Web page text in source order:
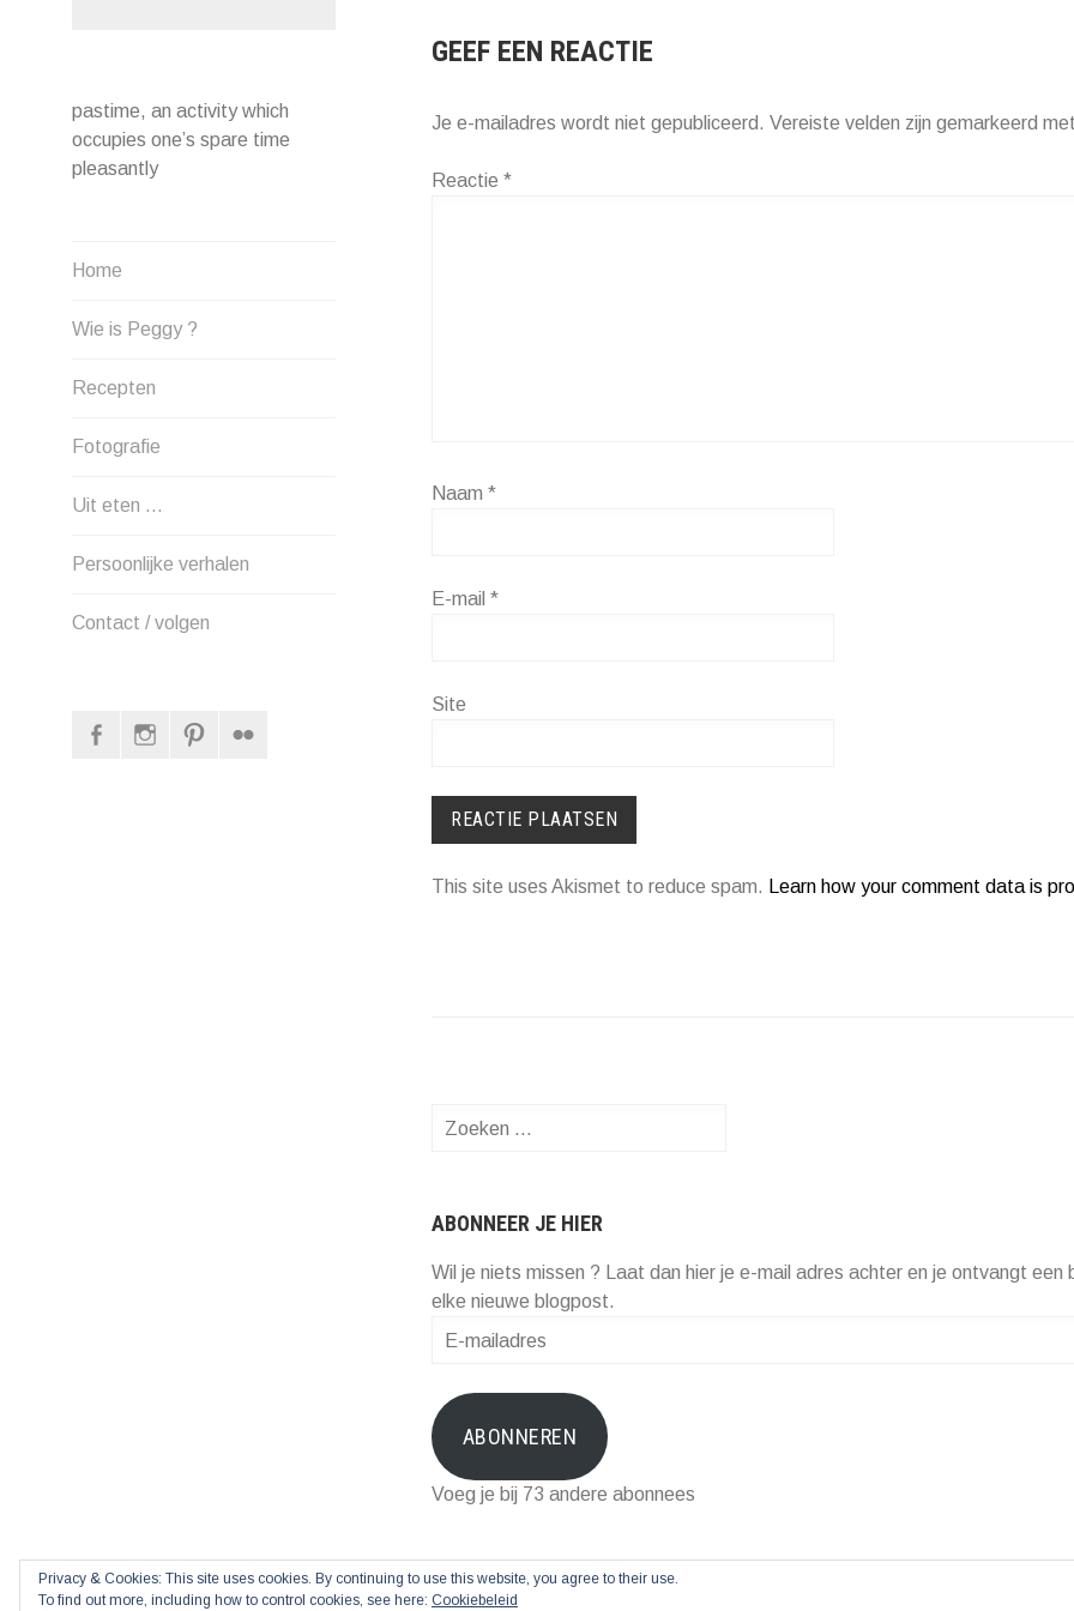
pastime, an activity which
occupies one’s spare time
pleasantly
Home
Wie is Peggy ?
Recepten
Fotografie
Uit eten …
Persoonlijke verhalen
Contact / volgen
FacebookInstagram
GEEF EEN REACTIE
Je e-mailadres wordt niet gepubliceerd. Vereiste velden zijn gemarkeerd
Reactie *
Naam *
E-mail *
Site
This site uses Akismet to reduce spam. Learn how your comment data is
Zoeken
ABONNEER JE HIER
Wil je niets missen ? Laat dan hier je e-mail adres achter en je ontvangt een
elke nieuwe blogpost.
E-
ABONNEREN
Voeg je bij 73 andere abonnees
Ondersteund door WordPress
Privacy & Cookies: This site uses cookies. By continuing to use this website, you agree to their use.
To find out more, including how to control cookies, see here: Cookiebeleid